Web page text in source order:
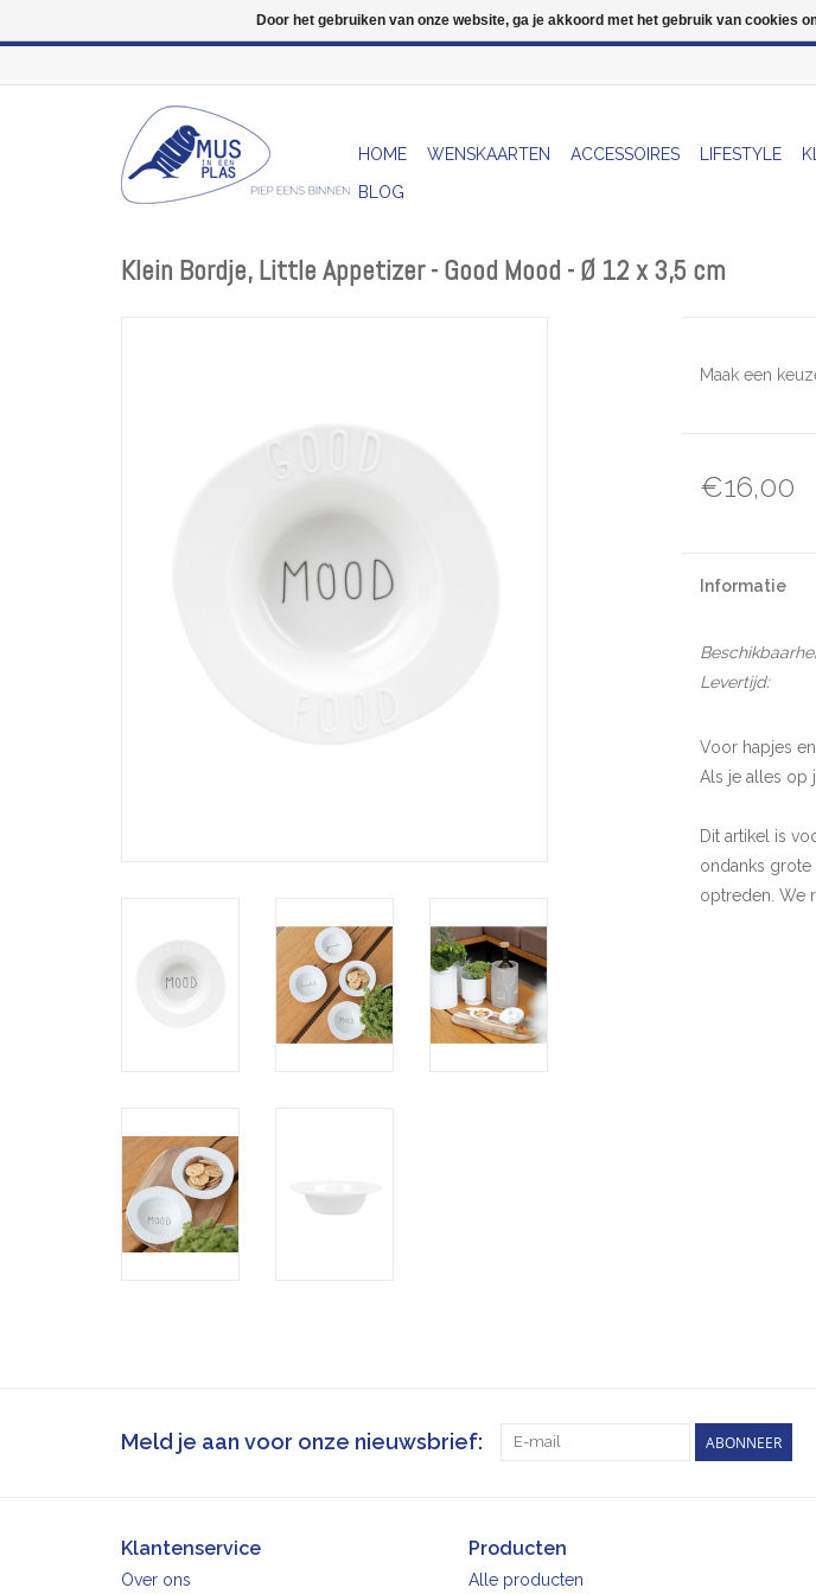
HOME WENSKAARTEN ACCESSOIRES LIFESTYLE
BLOG
Klein Bordje, Little Appetizer - Good Mood - Ø 12 x 3,5 cm
Maak een
€16,00
Informatie
Levertijd:
Voor hapjes
Als je alles op
Dit artikel is
ondanks
optreden. We
Meld je aan voor onze nieuwsbrief: ABONNEER
Klantenservice
Over ons
Producten
Alle producten
Door het gebruiken van onze website, ga je akkoord met het gebruik van cookies
Wij zijn uitzonderlijk